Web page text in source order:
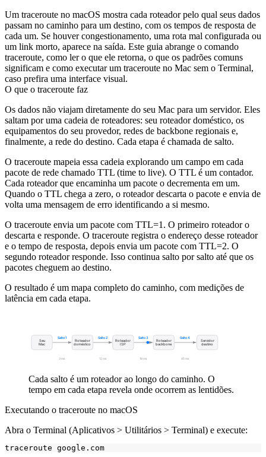
Um traceroute no macOS mostra cada roteador pelo qual seus dados
passam no caminho para um destino, com os tempos de resposta de
cada um. Se houver congestionamento, uma rota mal configurada ou
um link morto, aparece na saída. Este guia abrange o comando
traceroute, como ler o que ele retorna, o que os padrões comuns
significam e como executar um traceroute no Mac sem o Terminal,
caso prefira uma interface visual.
O que o traceroute faz
Os dados não viajam diretamente do seu Mac para um servidor. Eles
saltam por uma cadeia de roteadores: seu roteador doméstico, os
equipamentos do seu provedor, redes de backbone regionais e,
finalmente, a rede do destino. Cada etapa é chamada de salto.
O traceroute mapeia essa cadeia explorando um campo em cada
pacote de rede chamado TTL (time to live). O TTL é um contador.
Cada roteador que encaminha um pacote o decrementa em um.
Quando o TTL chega a zero, o roteador descarta o pacote e envia de
volta uma mensagem de erro identificando a si mesmo.
O traceroute envia um pacote com TTL=1. O primeiro roteador o
descarta e responde. O traceroute registra o endereço desse roteador
e o tempo de resposta, depois envia um pacote com TTL=2. O
segundo roteador responde. Isso continua salto por salto até que os
pacotes cheguem ao destino.
O resultado é um mapa completo do caminho, com medições de
latência em cada etapa.
Seu
Mac
Roteador
doméstico
Roteador
ISP
Roteador
backbone
Servidor
destino
Salto 1
3 ms
Salto 2
12 ms
Salto 3
18 ms
Salto 4
45 ms
Cada salto é um roteador ao longo do caminho. O
tempo em cada etapa revela onde ocorrem as lentidões.
Executando o traceroute no macOS
Abra o Terminal (Aplicativos > Utilitários > Terminal) e execute: